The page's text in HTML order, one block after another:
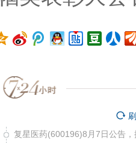
复星医药(600196)8月7日公告